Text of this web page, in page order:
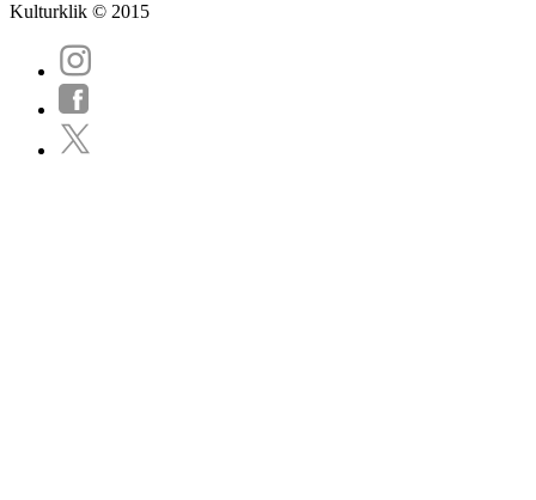
Kulturklik © 2015